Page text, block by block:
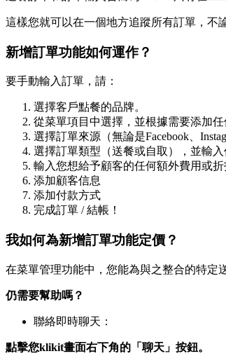
這樣您就可以在一個地方追蹤所有訂單，不
新增訂單功能如何運作？
要手動輸入訂單，請：
選擇客戶點餐的品牌。
從菜單項目中選擇，並根據需要添加
選擇訂單來源（無論是Facebook、
選擇訂單類型（送餐或自取），並輸
輸入您想給予顧客的任何額外費用或折
添加顧客信息
添加付款方式
完成訂單 / 結帳！
我如何為新增訂單功能定價？
在菜單管理功能中，您能為與之整合的特定
仍需要幫助嗎？
聯絡即時聊天：
點擊您klikit畫面右下角的「聊天」按鈕。